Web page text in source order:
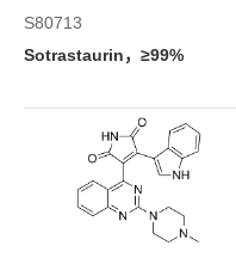
S80713
Sotrastaurin，≥99%